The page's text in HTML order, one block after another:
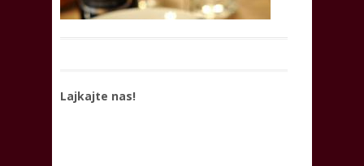
Lajkajte nas!